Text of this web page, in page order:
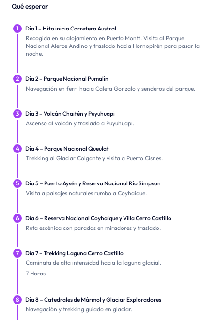
Qué esperar
1
Día 1 – Hito inicio Carretera Austral
Recogida en su alojamiento en Puerto Montt. Visita al Parque
Nacional Alerce Andino y traslado hacia Hornopirén para pasar la
noche.
2
Día 2 – Parque Nacional Pumalín
Navegación en ferri hacia Caleta Gonzalo y senderos del parque.
3
Día 3 – Volcán Chaitén y Puyuhuapi
Ascenso al volcán y traslado a Puyuhuapi.
4
Día 4 – Parque Nacional Queulat
Trekking al Glaciar Colgante y visita a Puerto Cisnes.
5
Día 5 – Puerto Aysén y Reserva Nacional Río Simpson
Visita a paisajes naturales rumbo a Coyhaique.
6
Día 6 – Reserva Nacional Coyhaique y Villa Cerro Castillo
Ruta escénica con paradas en miradores y traslado.
7
Día 7 – Trekking Laguna Cerro Castillo
Caminata de alta intensidad hacia la laguna glacial.
7 Horas
8
Día 8 – Catedrales de Mármol y Glaciar Exploradores
Navegación y trekking guiado en glaciar.